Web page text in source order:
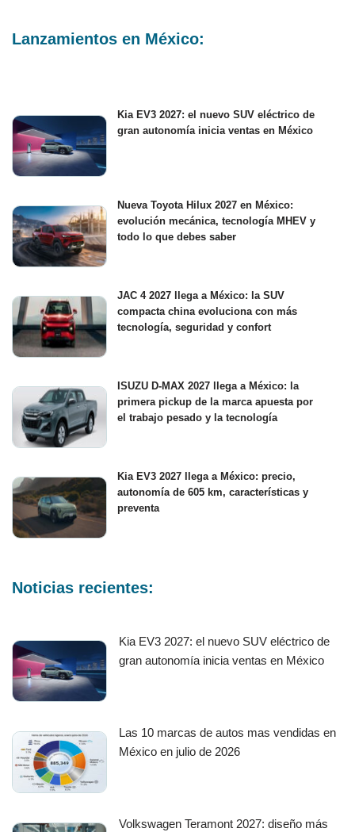
Lanzamientos en México:
Kia EV3 2027: el nuevo SUV eléctrico de
gran autonomía inicia ventas en México
Nueva Toyota Hilux 2027 en México:
evolución mecánica, tecnología MHEV y
todo lo que debes saber
JAC 4 2027 llega a México: la SUV
compacta china evoluciona con más
tecnología, seguridad y confort
ISUZU D-MAX 2027 llega a México: la
primera pickup de la marca apuesta por
el trabajo pesado y la tecnología
Kia EV3 2027 llega a México: precio,
autonomía de 605 km, características y
preventa
Noticias recientes:
Kia EV3 2027: el nuevo SUV eléctrico de
gran autonomía inicia ventas en México
Las 10 marcas de autos mas vendidas en
México en julio de 2026
Volkswagen Teramont 2027: diseño más